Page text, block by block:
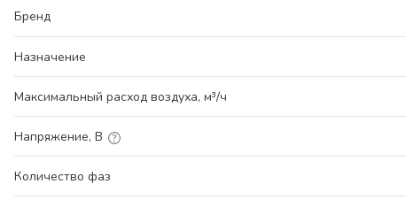
Бренд
Назначение
Максимальный расход воздуха, м³/ч
Напряжение, В
Количество фаз